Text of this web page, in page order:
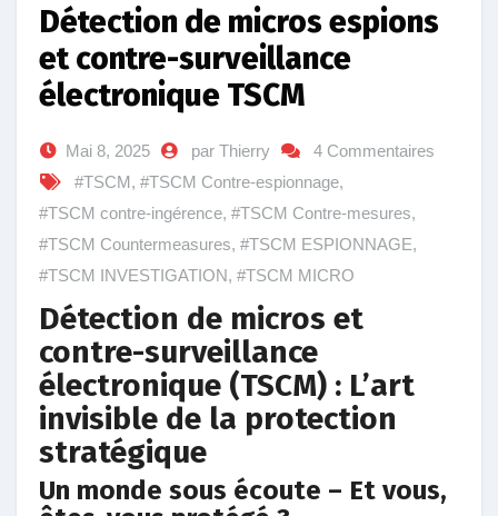
Détection de micros espions
et contre-surveillance
électronique TSCM
Mai 8, 2025 par Thierry
4 Commentaires
#TSCM, #TSCM Contre-espionnage,
#TSCM contre-ingérence, #TSCM Contre-mesures,
#TSCM Countermeasures, #TSCM ESPIONNAGE,
#TSCM INVESTIGATION, #TSCM MICRO
Détection de micros et
contre-surveillance
électronique (TSCM) : L’art
invisible de la protection
stratégique
Un monde sous écoute – Et vous,